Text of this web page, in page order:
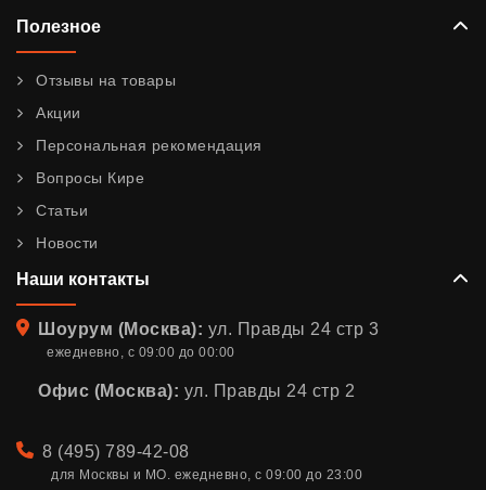
Полезное
Отзывы на товары
Акции
Персональная рекомендация
Вопросы Кире
Статьи
Новости
Наши контакты
Адрес
Шоурум (Москва): ул. Правды 24 стр 3
ежедневно, с 09:00 до 00:00
Офис (Москва): ул. Правды 24 стр 2
Телефон
8 (495) 789-42-08
для Москвы и МО. ежедневно, с 09:00 до 23:00